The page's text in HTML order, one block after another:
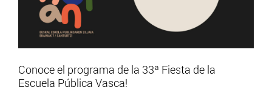
Conoce el programa de la 33ª Fiesta de la
Escuela Pública Vasca!